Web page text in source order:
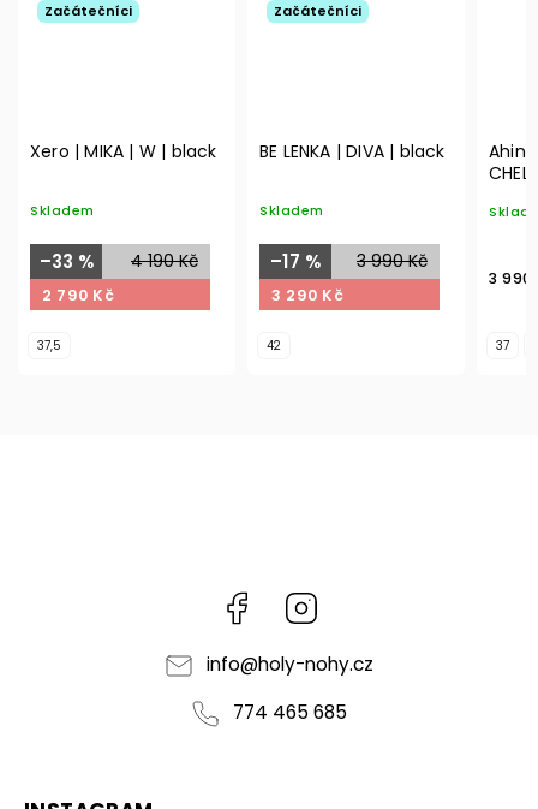
Začátečníci
Xero | MIKA | W | black
Skladem
4 190 Kč
–33 %
2 790 Kč
37,5
Začátečníci
BE LENKA | DIVA | black
Skladem
3 990 Kč
–17 %
3 290 Kč
42
3 990
37
Facebook
info@holy-nohy.cz
774 465 685